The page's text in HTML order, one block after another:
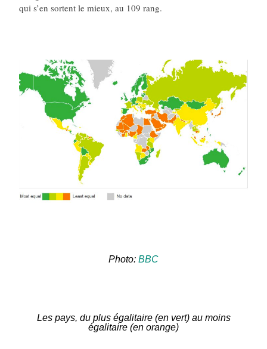
qui s’en sortent le mieux, au 109 rang.
Photo: BBC
Les pays, du plus égalitaire (en vert) au moins
égalitaire (en orange)